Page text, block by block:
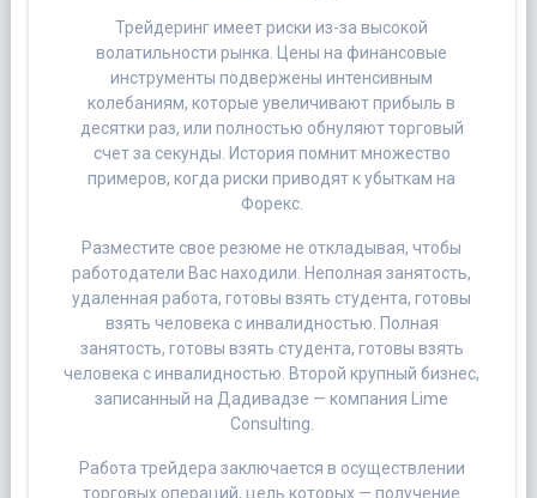
Трейдеринг имеет риски из-за высокой
волатильности рынка. Цены на финансовые
инструменты подвержены интенсивным
колебаниям, которые увеличивают прибыль в
десятки раз, или полностью обнуляют торговый
счет за секунды. История помнит множество
примеров, когда риски приводят к убыткам на
Форекс.
Разместите свое резюме не откладывая, чтобы
работодатели Вас находили. Неполная занятость,
удаленная работа, готовы взять студента, готовы
взять человека с инвалидностью. Полная
занятость, готовы взять студента, готовы взять
человека с инвалидностью. Второй крупный бизнес,
записанный на Дадивадзе — компания Lime
Consulting.
Работа трейдера заключается в осуществлении
торговых операций, цель которых — получение